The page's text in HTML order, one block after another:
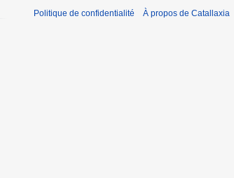
Politique de confidentialité À propos de Catallaxia